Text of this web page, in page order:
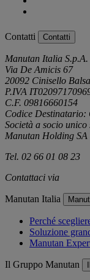
Contatti Contatti
Manutan Italia S.p.A.
Via De Amicis 67
20092 Cinisello
P.IVA
C.F. 09816660154
Codice Destinatario:
Società a socio
Manutan Holding SA
Tel. 02 66 01 08 23
Contattaci via
Manutan Italia
Perché
Soluzione
Manutan
Il Gruppo Manutan